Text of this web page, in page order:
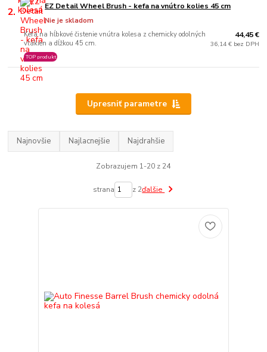
2. EZ Detail Wheel Brush - kefa na vnútro kolies 45 cm
Kefa na hĺbkové čistenie vnútra kolesa z chemicky odolných
vlákien a dĺžkou 45 cm.
Nie je skladom
TOP produkt
44,45 €
36,14 € bez DPH
Upresniť parametre
Najnovšie Najlacnejšie Najdrahšie
Zobrazujem 1-20 z 24
strana z 2ďalšie